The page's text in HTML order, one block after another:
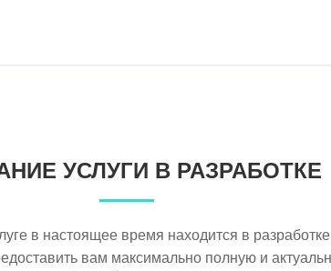
УСЛУГИ В РАЗРАБОТКЕ
в настоящее время находится в
вам максимально полную и